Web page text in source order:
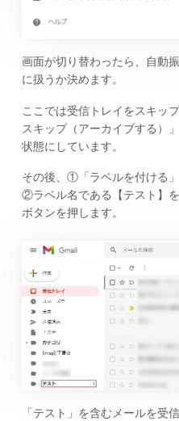
画面が切り替わったら、自動
に扱うか決めます。
ここでは受信トレイをスキッ
スキップ（アーカイブする）
状態にしています。
その後、①「ラベルを付ける
②ラベル名である【テスト】
ボタンを押します。
「テスト」を含むメールを受